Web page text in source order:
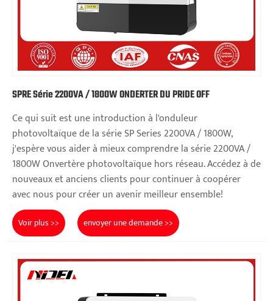
SPRE Série 2200VA / 1800W ONDERTER DU PRIDE OFF
Ce qui suit est une introduction à l'onduleur
photovoltaïque de la série SP Series 2200VA / 1800W,
j'espère vous aider à mieux comprendre la série 2200VA /
1800W Onvertère photovoltaïque hors réseau. Accédez à de
nouveaux et anciens clients pour continuer à coopérer
avec nous pour créer un avenir meilleur ensemble!
Voir plus >> envoyer une demande >>